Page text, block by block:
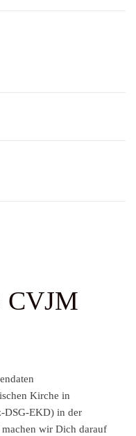
CVJM
Kirche in
DSG-EKD) in der
wir Dich darauf